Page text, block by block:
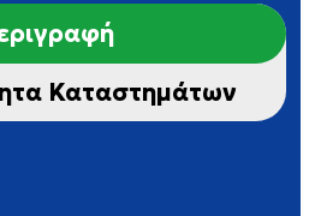
Καταστημάτων